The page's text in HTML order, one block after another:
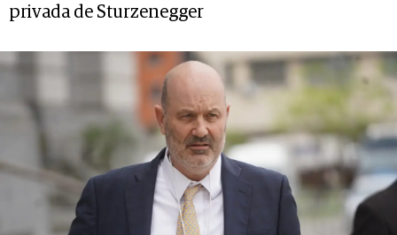
privada de Sturzenegger